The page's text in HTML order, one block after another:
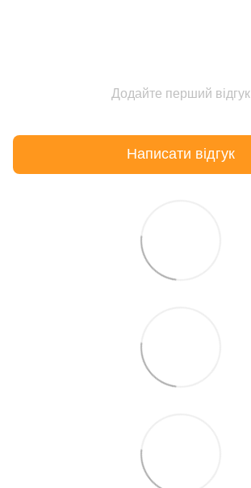
Додайте перший відгук
Написати відгук